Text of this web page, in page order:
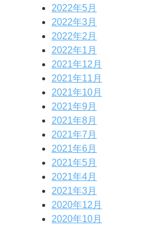
2022年5月
2022年3月
2022年2月
2022年1月
2021年12月
2021年11月
2021年10月
2021年9月
2021年8月
2021年7月
2021年6月
2021年5月
2021年4月
2021年3月
2020年12月
2020年10月